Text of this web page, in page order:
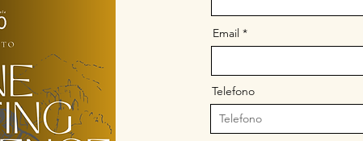
Email
Telefono